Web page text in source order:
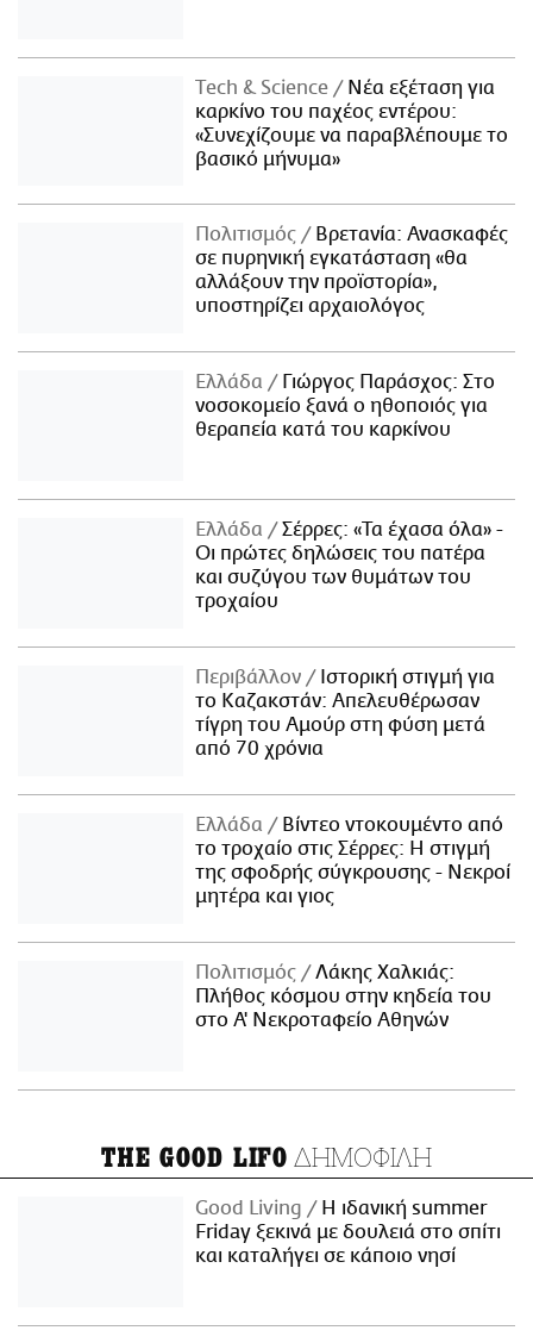
Τech & Science
Νέα εξέταση για
καρκίνο του παχέος εντέρου:
«Συνεχίζουμε να παραβλέπουμε το
βασικό μήνυμα»
Πολιτισμός
Βρετανία: Ανασκαφές
σε πυρηνική εγκατάσταση «θα
αλλάξουν την προϊστορία»,
υποστηρίζει αρχαιολόγος
Ελλάδα
Γιώργος Παράσχος: Στο
νοσοκομείο ξανά ο ηθοποιός για
θεραπεία κατά του καρκίνου
Ελλάδα
Σέρρες: «Τα έχασα όλα» -
Οι πρώτες δηλώσεις του πατέρα
και συζύγου των θυμάτων του
τροχαίου
Περιβάλλον
Ιστορική στιγμή για
το Καζακστάν: Απελευθέρωσαν
τίγρη του Αμούρ στη φύση μετά
από 70 χρόνια
Ελλάδα
Βίντεο ντοκουμέντο από
το τροχαίο στις Σέρρες: Η στιγμή
της σφοδρής σύγκρουσης - Νεκροί
μητέρα και γιος
Πολιτισμός
Λάκης Χαλκιάς:
Πλήθος κόσμου στην κηδεία του
στο Α' Νεκροταφείο Αθηνών
THE GOOD LIFO ΔΗΜΟΦΙΛΗ
Good Living
Η ιδανική summer
Friday ξεκινά με δουλειά στο σπίτι
και καταλήγει σε κάποιο νησί